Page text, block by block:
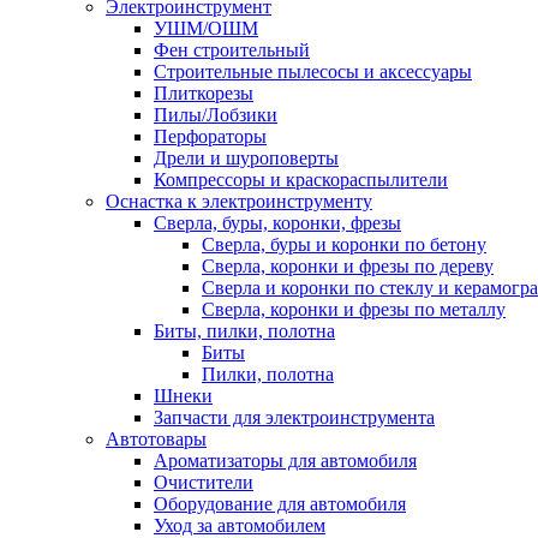
Электроинструмент
УШМ/ОШМ
Фен строительный
Строительные пылесосы и аксессуары
Плиткорезы
Пилы/Лобзики
Перфораторы
Дрели и шуроповерты
Компрессоры и краскораспылители
Оснастка к электроинструменту
Сверла, буры, коронки, фрезы
Сверла, буры и коронки по бетону
Сверла, коронки и фрезы по дереву
Сверла и коронки по стеклу и
Сверла, коронки и фрезы по металлу
Биты, пилки, полотна
Биты
Пилки, полотна
Шнеки
Запчасти для электроинструмента
Автотовары
Ароматизаторы для автомобиля
Очистители
Оборудование для автомобиля
Уход за автомобилем